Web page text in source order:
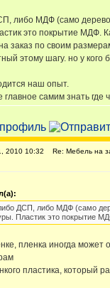
либо МДФ (само
это покрытие МДФ.
заказ по своим
этому шагу. но у
наш опыт.
самим знать где
2010 10:32 Re: Мебель на
ДСП, либо МДФ (само
Пластик это покрытие
пленка иногда может
пластика,